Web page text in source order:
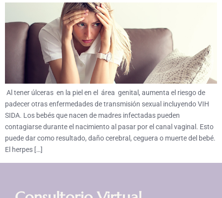
Al tener úlceras en la piel en el área genital, aumenta el riesgo de
padecer otras enfermedades de transmisión sexual incluyendo VIH
SIDA. Los bebés que nacen de madres infectadas pueden
contagiarse durante el nacimiento al pasar por el canal vaginal. Esto
puede dar como resultado, daño cerebral, ceguera o muerte del bebé.
El herpes […]